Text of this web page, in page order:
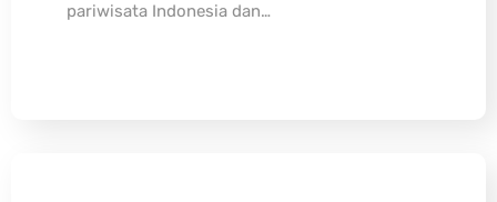
pariwisata Indonesia dan…